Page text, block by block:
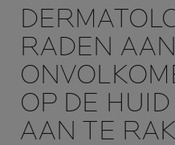
RADEN AAN
OP DE
AAN TE